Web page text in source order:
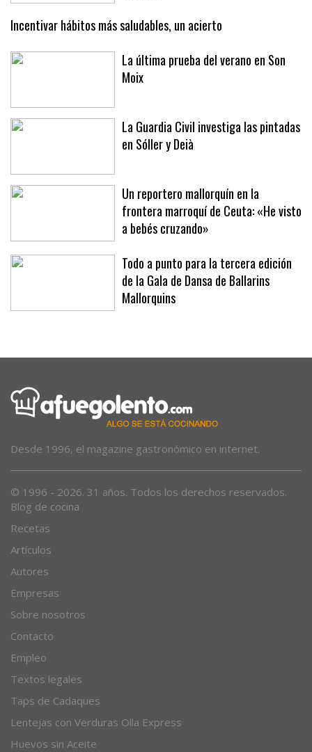
Incentivar hábitos más saludables, un acierto
La última prueba del verano en Son
Moix
La Guardia Civil investiga las pintadas
en Sóller y Deià
Un reportero mallorquín en la
frontera marroquí de Ceuta: «He visto
a bebés cruzando»
Todo a punto para la tercera edición
de la Gala de Dansa de Ballarins
Mallorquins
Desde 1996, el magazine gastronómico en internet.
© 1996 - 2026. 31 años. Todos los derechos reservados.
Blog de cocina
Recetas
Artículos
Autores
Empresas
Sobre nosotros
Contacto
Empleo
Textos legales
Taps de Cadaques
Lentejas con Verduras Olla Express
Huevos sin Aceite